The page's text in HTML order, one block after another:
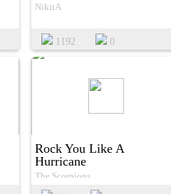
NikitA
1192 0
Rock You Like A
Hurricane
The Scorpions